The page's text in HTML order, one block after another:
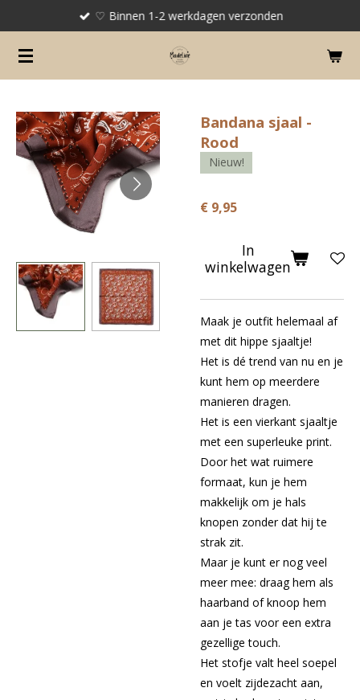
naar
de
♡ Binnen 1-2 werkdagen verzonden
Bandana sjaal -
Rood
Nieuw!
€ 9,95
In
winkelwagen
Maak je outfit helemaal af
met dit hippe sjaaltje!
Het is dé trend van nu en je
kunt hem op meerdere
manieren dragen.
Het is een vierkant sjaaltje
met een superleuke print.
Door het wat ruimere
formaat, kun je hem
makkelijk om je hals
knopen zonder dat hij te
strak zit.
Maar je kunt er nog veel
meer mee: draag hem als
haarband of knoop hem
aan je tas voor een extra
gezellige touch.
Het stofje valt heel soepel
en voelt zijdezacht aan,